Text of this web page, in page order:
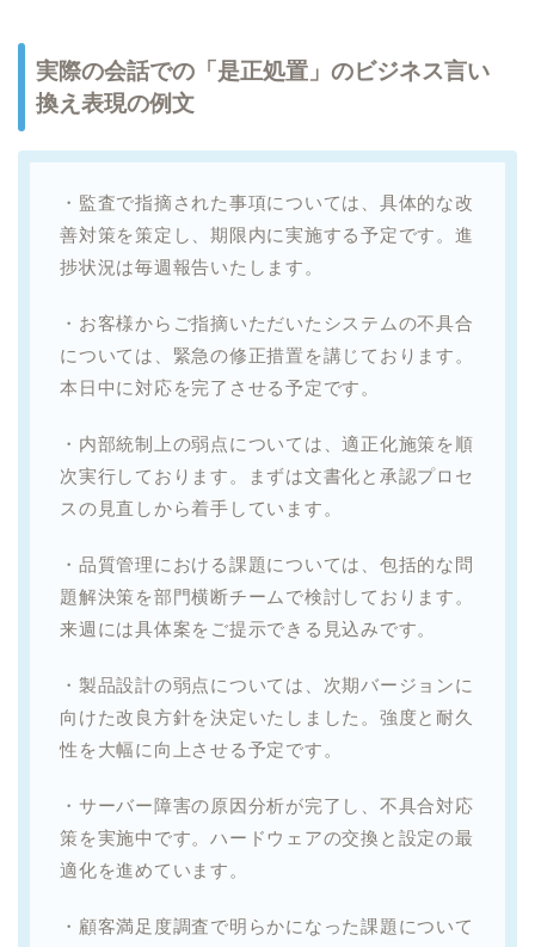
実際の会話での「是正処置」のビジネス言い
換え表現の例文
・監査で指摘された事項については、具体的な改
善対策を策定し、期限内に実施する予定です。進
捗状況は毎週報告いたします。
・お客様からご指摘いただいたシステムの不具合
については、緊急の修正措置を講じております。
本日中に対応を完了させる予定です。
・内部統制上の弱点については、適正化施策を順
次実行しております。まずは文書化と承認プロセ
スの見直しから着手しています。
・品質管理における課題については、包括的な問
題解決策を部門横断チームで検討しております。
来週には具体案をご提示できる見込みです。
・製品設計の弱点については、次期バージョンに
向けた改良方針を決定いたしました。強度と耐久
性を大幅に向上させる予定です。
・サーバー障害の原因分析が完了し、不具合対応
策を実施中です。ハードウェアの交換と設定の最
適化を進めています。
・顧客満足度調査で明らかになった課題について